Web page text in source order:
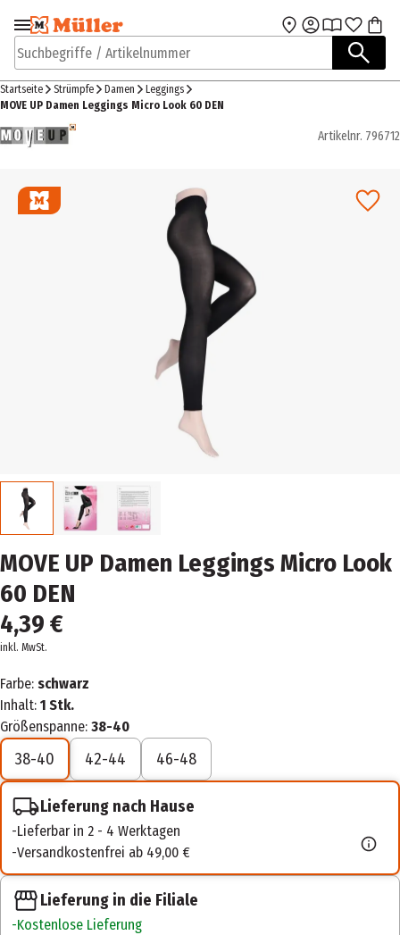
Zur Navigation
springen
Zum Hauptinhalt
Suchbegriffe / Artikelnummer
Startseite Strümpfe Damen
Leggings
MOVE UP Damen Leggings Micro Look 60 DEN
Artikelnr. 796712
MOVE UP Damen Leggings Micro Look
60 DEN
4,39 €
inkl. MwSt.
Farbe: schwarz
Inhalt: 1 Stk.
Größenspanne: 38-40
38-40 42-44 46-48
Lieferung nach Hause
Lieferbar in 2 - 4 Werktagen
Versandkostenfrei ab 49,00 €
Lieferung in die Filiale
Kostenlose Lieferung